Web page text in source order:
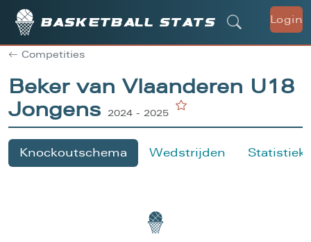
Basketball stats Login
Competities
Beker van Vlaanderen U18
Jongens
2024 - 2025
Knockoutschema Wedstrijden